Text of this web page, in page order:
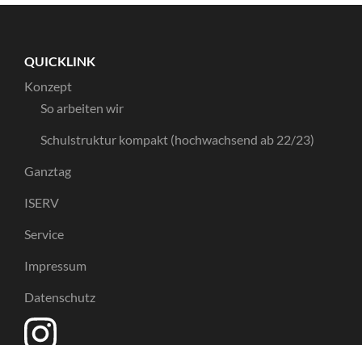
QUICKLINK
Konzept
So arbeiten wir
Schulstruktur kompakt (hochwachsend ab 22/23)
Ganztag
ISERV
Service
Impressum
Datenschutz